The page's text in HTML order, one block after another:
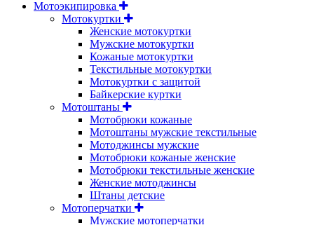
Мотоэкипировка
Мотокуртки
Женские мотокуртки
Мужские мотокуртки
Кожаные мотокуртки
Текстильные мотокуртки
Мотокуртки с защитой
Байкерские куртки
Мотоштаны
Мотобрюки кожаные
Мотоштаны мужские текстильные
Мотоджинсы мужские
Мотобрюки кожаные женские
Мотобрюки текстильные женские
Женские мотоджинсы
Штаны детские
Мотоперчатки
Мужские мотоперчатки